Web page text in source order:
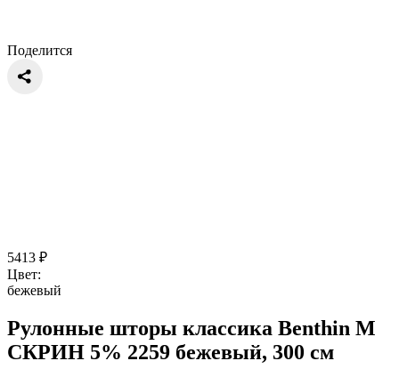
Поделится
5413 ₽
Цвет:
бежевый
Рулонные шторы классика Benthin M
СКРИН 5% 2259 бежевый, 300 см